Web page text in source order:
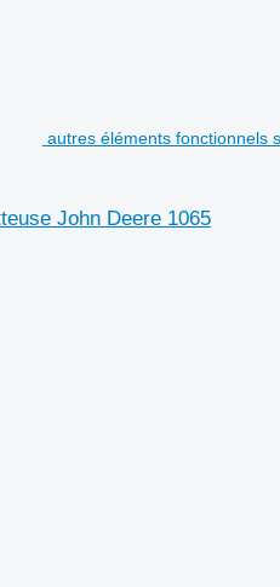
autres éléments fonctionnels
John Deere 1065